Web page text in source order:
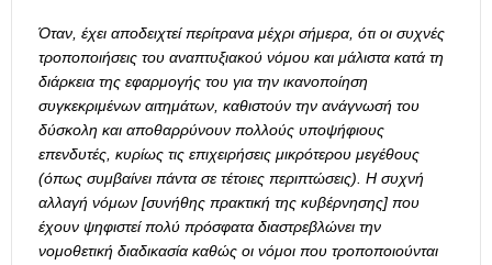
Όταν, έχει αποδειχτεί περίτρανα μέχρι σήμερα, ότι οι συχνές
τροποποιήσεις του αναπτυξιακού νόμου και μάλιστα κατά τη
διάρκεια της εφαρμογής του για την ικανοποίηση
συγκεκριμένων αιτημάτων, καθιστούν την ανάγνωσή του
δύσκολη και αποθαρρύνουν πολλούς υποψήφιους
επενδυτές, κυρίως τις επιχειρήσεις μικρότερου μεγέθους
(όπως συμβαίνει πάντα σε τέτοιες περιπτώσεις). Η συχνή
αλλαγή νόμων [συνήθης πρακτική της κυβέρνησης] που
έχουν ψηφιστεί πολύ πρόσφατα διαστρεβλώνει την
νομοθετική διαδικασία καθώς οι νόμοι που τροποποιούνται